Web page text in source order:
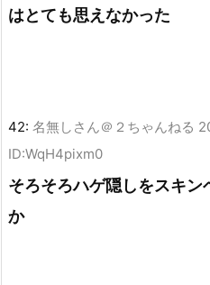
はとても思えなかった
42: 名無しさん＠２ちゃんねる
ID:WqH4pixm0
そろそろハゲ隠しをスキン
か